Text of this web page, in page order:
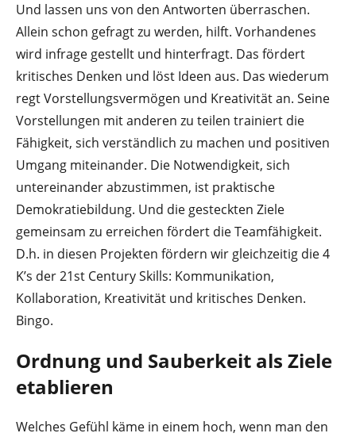
Und lassen uns von den Antworten überraschen.
Allein schon gefragt zu werden, hilft. Vorhandenes
wird infrage gestellt und hinterfragt. Das fördert
kritisches Denken und löst Ideen aus. Das wiederum
regt Vorstellungsvermögen und Kreativität an. Seine
Vorstellungen mit anderen zu teilen trainiert die
Fähigkeit, sich verständlich zu machen und positiven
Umgang miteinander. Die Notwendigkeit, sich
untereinander abzustimmen, ist praktische
Demokratiebildung. Und die gesteckten Ziele
gemeinsam zu erreichen fördert die Teamfähigkeit.
D.h. in diesen Projekten fördern wir gleichzeitig die 4
K’s der 21st Century Skills: Kommunikation,
Kollaboration, Kreativität und kritisches Denken.
Bingo.
Ordnung und Sauberkeit als Ziele
etablieren
Welches Gefühl käme in einem hoch, wenn man den